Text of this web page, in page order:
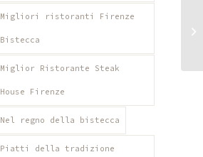
Migliori ristoranti Firenze
Bistecca
Miglior Ristorante Steak
House Firenze
Nel regno della bistecca
Piatti della tradizione